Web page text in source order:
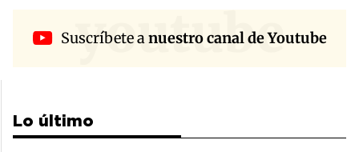
youtube
Suscríbete anuestro canal de Youtube
Lo último